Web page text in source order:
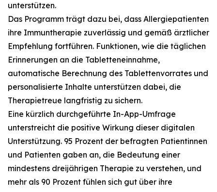
unterstützen.
Das Programm trägt dazu bei, dass Allergiepatienten
ihre Immuntherapie zuverlässig und gemäß ärztlicher
Empfehlung fortführen. Funktionen, wie die täglichen
Erinnerungen an die Tabletteneinnahme,
automatische Berechnung des Tablettenvorrates und
personalisierte Inhalte unterstützen dabei, die
Therapietreue langfristig zu sichern.
Eine kürzlich durchgeführte In-App-Umfrage
unterstreicht die positive Wirkung dieser digitalen
Unterstützung. 95 Prozent der befragten Patientinnen
und Patienten gaben an, die Bedeutung einer
mindestens dreijährigen Therapie zu verstehen, und
mehr als 90 Prozent fühlen sich gut über ihre